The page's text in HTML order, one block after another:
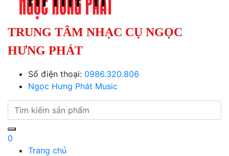
TRUNG TÂM NHẠC CỤ NGỌC
HƯNG PHÁT
Số điện thoại: 0986.320.806
Ngọc Hưng Phát Music
0
Trang chủ